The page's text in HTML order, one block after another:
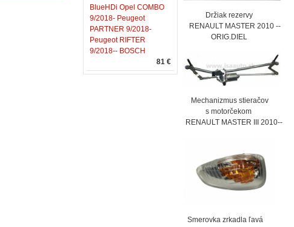
BlueHDi Opel COMBO
9/2018- Peugeot
PARTNER 9/2018-
Peugeot RIFTER
9/2018-- BOSCH
81 €
Držiak rezervy
RENAULT MASTER 2010 --
ORIG.DIEL
Mechanizmus stieračov
s motorčekom
RENAULT MASTER III 2010--
Smerovka zrkadla ľavá